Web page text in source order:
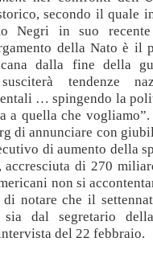
secondo il quale
Negri in suo
della Nato è il
dalla fine della
tendenze
… spingendo la
a quella che
di annunciare con
di aumento della
accresciuta di 270
non si
notare che il
sia dal segretario
del 22 febbraio.